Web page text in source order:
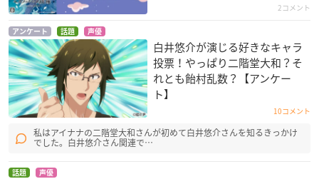
2コメント
アンケート 話題 声優
白井悠介が演じる好きなキャラ
投票！やっぱり二階堂大和？そ
れとも飴村乱数？【アンケー
ト】
10コメント
私はアイナナの二階堂大和さんが初めて白井悠介さんを知るきっかけ
でした。白井悠介さん関連で…
話題 声優